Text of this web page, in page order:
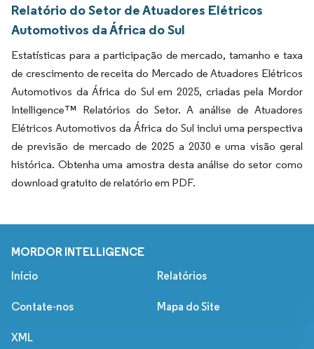
Relatório do Setor de Atuadores Elétricos
Automotivos da África do Sul
Estatísticas para a participação de mercado, tamanho e taxa
de crescimento de receita do Mercado de Atuadores Elétricos
Automotivos da África do Sul em 2025, criadas pela Mordor
Intelligence™ Relatórios do Setor. A análise de Atuadores
Elétricos Automotivos da África do Sul inclui uma perspectiva
de previsão de mercado de 2025 a 2030 e uma visão geral
histórica. Obtenha uma amostra desta análise do setor como
download gratuito de relatório em PDF.
MORDOR INTELLIGENCE
Início Relatórios
Contate-nos Mapa do Site
XML